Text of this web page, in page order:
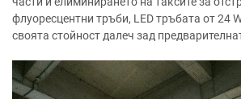
флуоресцентни тръби, LED тръбата от 24
своята стойност далеч зад